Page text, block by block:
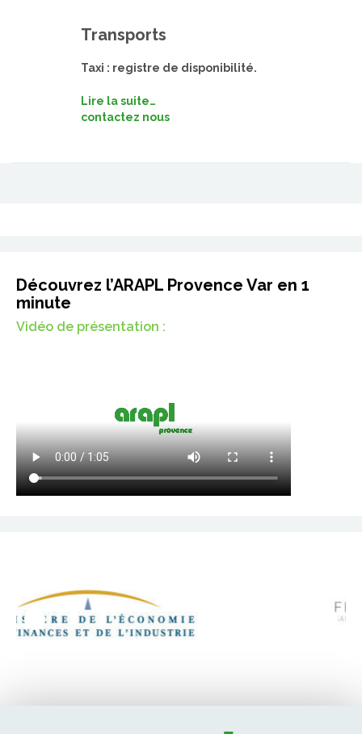
Transports
Taxi : registre de disponibilité.
Lire la suite…
contactez nous
Découvrez l’ARAPL Provence Var en 1
minute
Vidéo de présentation :